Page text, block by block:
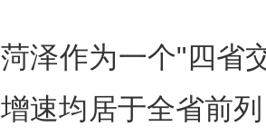
菏泽作为一个"四省
增速均居于全省前